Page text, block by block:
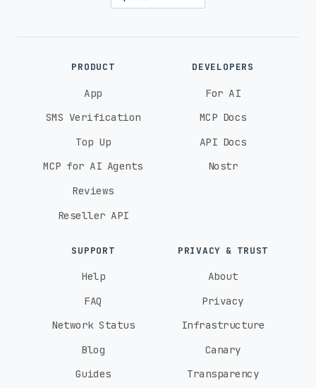
PRODUCT
App
SMS Verification
Top Up
MCP for AI Agents
Reviews
Reseller API
DEVELOPERS
For AI
MCP Docs
API Docs
Nostr
SUPPORT
Help
FAQ
Network Status
Blog
Guides
PRIVACY & TRUST
About
Privacy
Infrastructure
Canary
Transparency